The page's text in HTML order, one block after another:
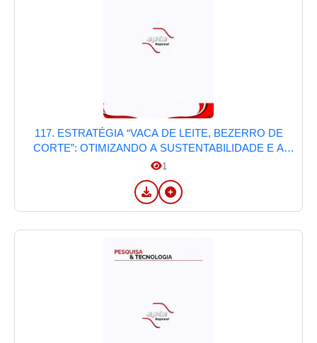
117. ESTRATÉGIA “VACA DE LEITE, BEZERRO DE
CORTE”: OTIMIZANDO A SUSTENTABILIDADE E A
RENTABILIDADE NA PECUÁRIA
1